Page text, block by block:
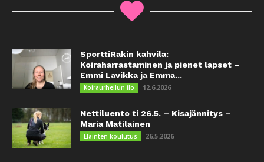
SporttiRakin kahvila:
Koiraharrastaminen ja pienet lapset –
Emmi Lavikka ja Emma...
Koiraurheilun ilo 12.6.2026
Nettiluento ti 26.5. – Kisajännitys –
Maria Matilainen
Eläinten koulutus 26.5.2026